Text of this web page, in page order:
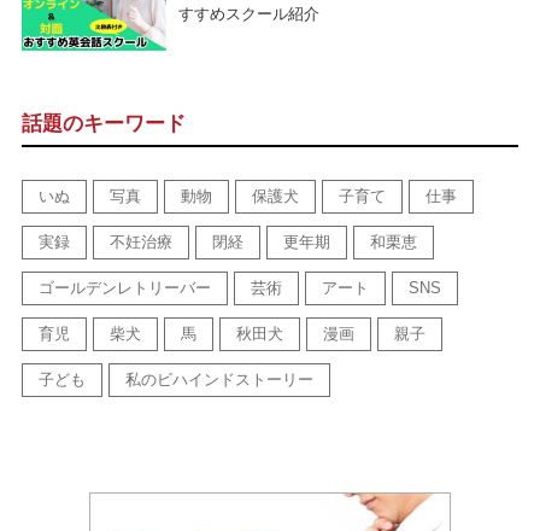
すすめスクール紹介
話題のキーワード
いぬ 写真 動物 保護犬 子育て 仕事
実録 不妊治療 閉経 更年期 和栗恵
ゴールデンレトリーバー 芸術 アート SNS
育児 柴犬 馬 秋田犬 漫画 親子
子ども 私のビハインドストーリー